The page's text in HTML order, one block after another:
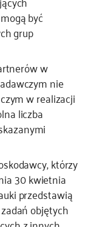
być
grup
w
nie
w realizacji
liczba
którzy
30 kwietnia
przedstawią
objętych